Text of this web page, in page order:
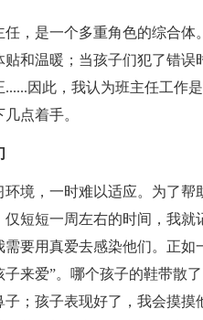
是一个多重角色的综合体
和温暖；当孩子们犯了错误
因此，我认为班主任工作
点着手。
，一时难以适应。为了帮
短短一周左右的时间，我就
要用真爱去感染他们。正如
来爱”。哪个孩子的鞋带散
；孩子表现好了，我会摸摸